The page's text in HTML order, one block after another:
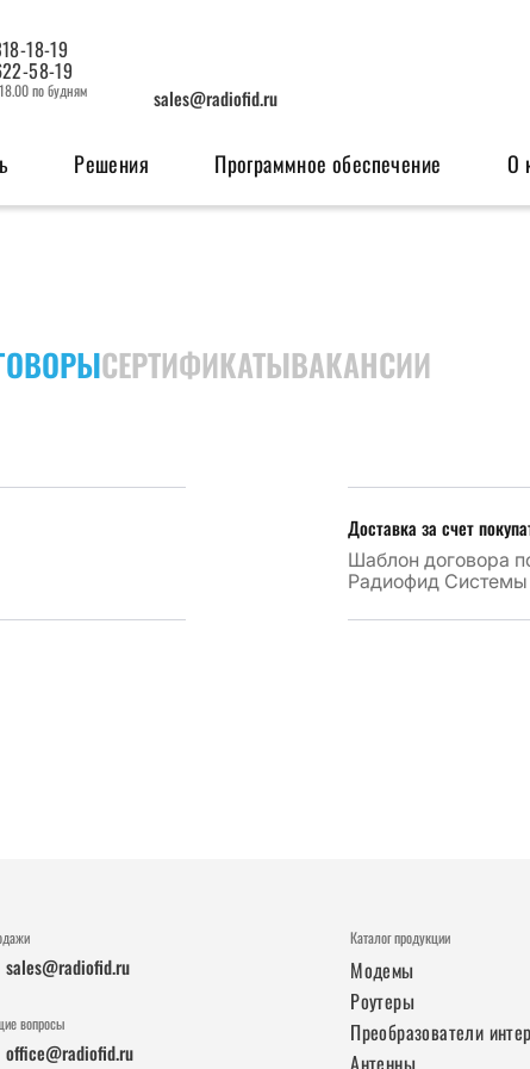
18-19
58-19
по будням sales@radiofid.ru
Решения Программное обеспечение О
СЕРТИФИКАТЫВАКАНСИИ
Доставка за счет
Шаблон договора
Радиофид Системы
sales@radiofid.ru
вопросы
office@radiofid.ru
Каталог продукции
Модемы
Роутеры
Преобразователи
Антенны